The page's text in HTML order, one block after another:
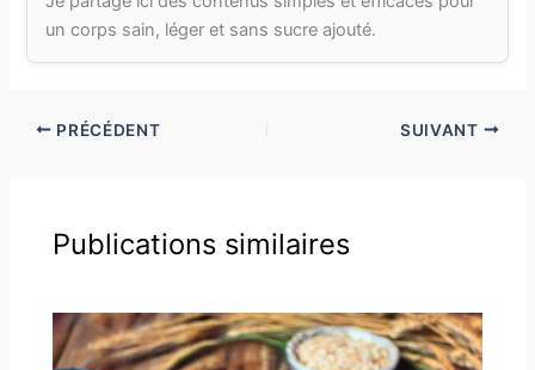
un corps sain, léger et sans sucre ajouté.
PRÉCÉDENT SUIVANT
Publications similaires